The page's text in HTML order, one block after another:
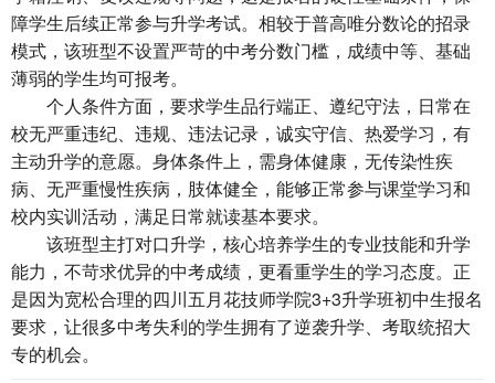
障学生后续正常参与升学考试。相较于普高唯分数论的招录
模式，该班型不设置严苛的中考分数门槛，成绩中等、基础
薄弱的学生均可报考。
个人条件方面，要求学生品行端正、遵纪守法，日常在
校无严重违纪、违规、违法记录，诚实守信、热爱学习，有
主动升学的意愿。身体条件上，需身体健康，无传染性疾
病、无严重慢性疾病，肢体健全，能够正常参与课堂学习和
校内实训活动，满足日常就读基本要求。
该班型主打对口升学，核心培养学生的专业技能和升学
能力，不苛求优异的中考成绩，更看重学生的学习态度。正
是因为宽松合理的四川五月花技师学院3+3升学班初中生报名
要求，让很多中考失利的学生拥有了逆袭升学、考取统招大
专的机会。